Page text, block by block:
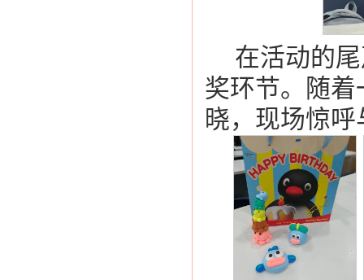
在活动的
奖环节。随
晓，现场惊